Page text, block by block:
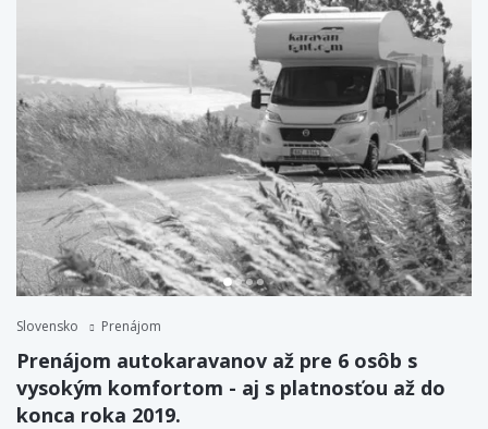
Slovensko Prenájom
Prenájom autokaravanov až pre 6 osôb s
vysokým komfortom - aj s platnosťou až do
konca roka 2019.